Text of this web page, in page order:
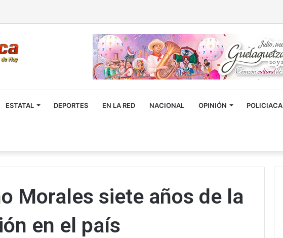
ESTATAL DEPORTES EN LA RED NACIONAL OPINIÓN POLICIACA
Morales siete años de la
en el país